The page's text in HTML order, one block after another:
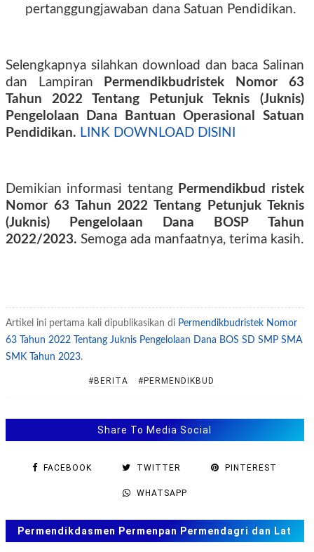
pertanggungjawaban dana Satuan Pendidikan.
Selengkapnya silahkan download dan baca Salinan
dan Lampiran
Permendikbudristek Nomor 63
Tahun 2022 Tentang Petunjuk Teknis (Juknis)
Pengelolaan Dana Bantuan Operasional Satuan
Pendidikan. LINK DOWNLOAD DISINI
Demikian informasi tentang Permendikbud ristek
Nomor 63 Tahun 2022 Tentang Petunjuk Teknis
(Juknis) Pengelolaan Dana BOSP Tahun
2022/2023. Semoga ada manfaatnya, terima kasih.
Artikel ini pertama kali dipublikasikan di Permendikbudristek Nomor
63 Tahun 2022 Tentang Juknis Pengelolaan Dana BOS SD SMP SMA
SMK Tahun 2023.
#BERITA #PERMENDIKBUD
Share To Media Social
FACEBOOK TWITTER PINTEREST
WHATSAPP
Permendikdasmen Permenpan Permendagri dan Lat